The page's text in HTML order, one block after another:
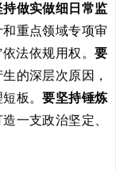
持做实做细日常监
重点领域专项审
法依规用权。 要
的深层次原因，
短板。要坚持锤炼
一支政治坚定、